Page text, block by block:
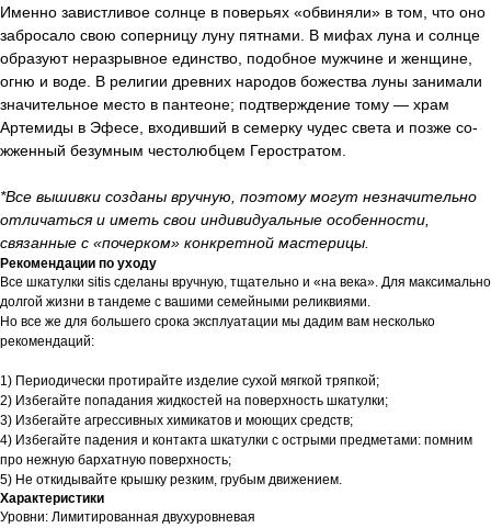
Именно завистливое солнце в поверьях «обвиняли» в том, что оно
забросало свою соперницу луну пятнами. В мифах луна и солнце
образуют неразрывное единство, подобное мужчине и женщине,
огню и воде. В религии древних народов божества луны занимали
значительное место в пантеоне; подтверждение тому — храм
Артемиды в Эфесе, входивший в семерку чудес света и позже со­
жженный безумным честолюбцем Герос­тратом.
*Все вышивки созданы вручную, поэтому могут незначительно
отличаться и иметь свои индивидуальные особенности,
связанные с «почерком» конкретной мастерицы.
Рекомендации по уходу
Все шкатулки sitis сделаны вручную, тщательно и «на века». Для максимально
долгой жизни в тандеме с вашими семейными реликвиями.
Но все же для большего срока эксплуатации мы дадим вам несколько
рекомендаций:
1) Периодически протирайте изделие сухой мягкой тряпкой;
2) Избегайте попадания жидкостей на поверхность шкатулки;
3) Избегайте агрессивных химикатов и моющих средств;
4) Избегайте падения и контакта шкатулки с острыми предметами: помним
про нежную бархатную поверхность;
5) Не откидывайте крышку резким, грубым движением.
Характеристики
Уровни: Лимитированная двухуровневая